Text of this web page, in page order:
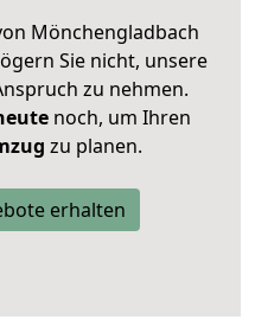
Mönchengladbach
Sie nicht, unsere
zu nehmen.
noch, um Ihren
zu planen.
erhalten